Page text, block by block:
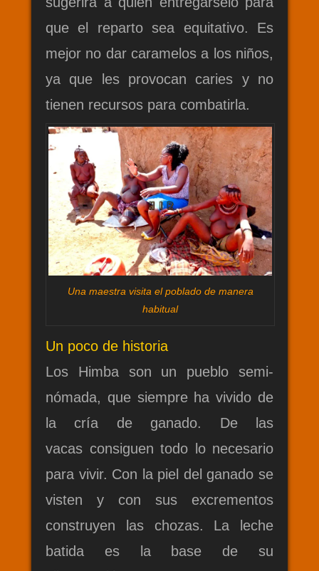
que el reparto sea equitativo. Es
mejor no dar caramelos a los niños,
ya que les provocan caries y no
tienen recursos para combatirla.
Una maestra visita el poblado de manera
habitual
Un poco de historia
Los Himba son un pueblo semi-
nómada, que siempre ha vivido de
la cría de ganado. De las
vacas consiguen todo lo necesario
para vivir. Con la piel del ganado se
visten y con sus excrementos
construyen las chozas. La leche
batida es la base de su